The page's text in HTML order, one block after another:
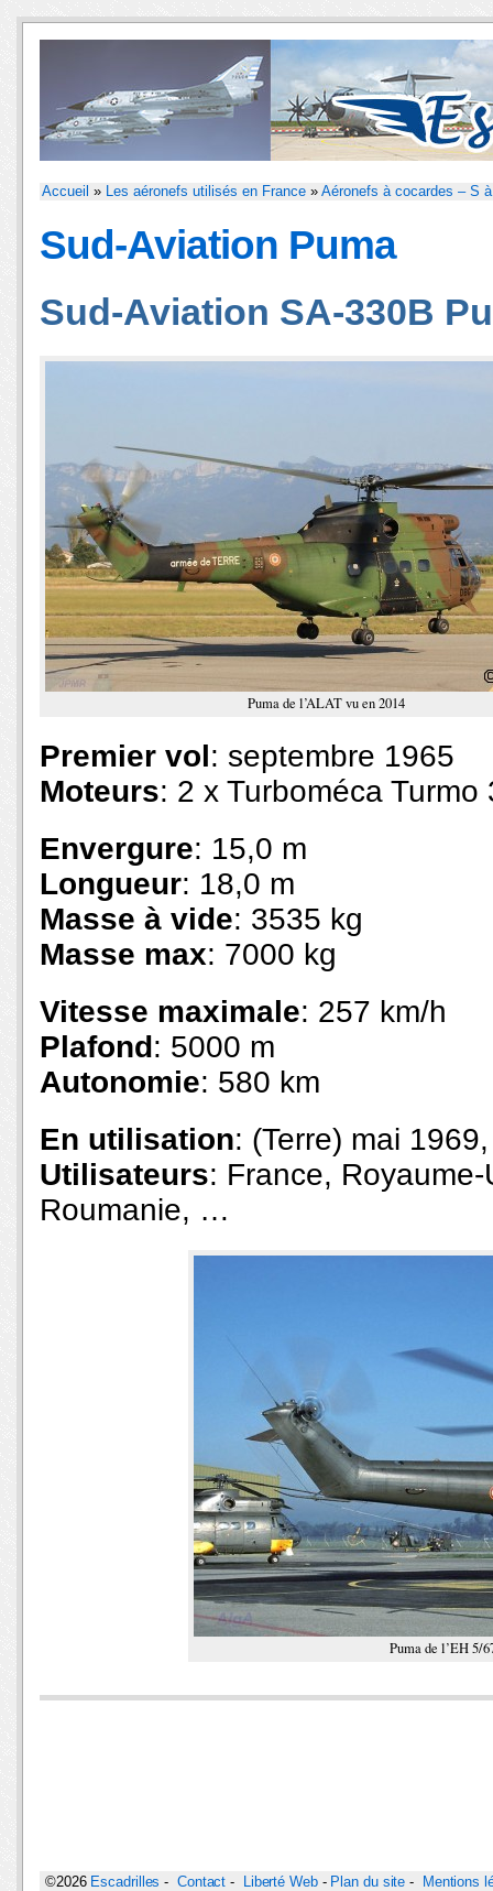
Accueil » Les aéronefs utilisés en France » Aéronefs à cocardes – S
Sud-Aviation Puma
Sud-Aviation SA-330B
Puma de l’ALAT vu en 2014
Premier vol: septembre 1965
Moteurs: 2 x Turboméca Turmo
Envergure: 15,0 m
Longueur: 18,0 m
Masse à vide: 3535 kg
Masse max: 7000 kg
Vitesse maximale: 257 km/h
Plafond: 5000 m
Autonomie: 580 km
En utilisation: (Terre) mai
Utilisateurs: France,
Roumanie, …
Puma de l’EH 5/
©2026 Escadrilles - Contact - Liberté Web- Plan du site - Mentions